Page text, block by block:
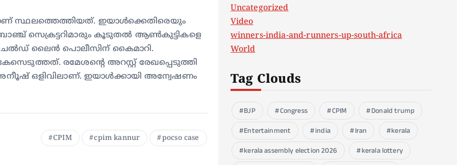
സ്ഥലത്തെത്തിയത്. ഇയാൾക്കെതിരെയും
ബ്രാഞ്ച് സെക്രട്ടറിമാരും കൂടുതൽ ആൺകുട്ടികളെ
ലൈൻ പൊലീസിന് കൈമാറി.
രമേശന്റെ അറസ്റ്റ് രേഖപ്പെടുത്തി
ഒളിവിലാണ്. ഇയാൾക്കായി അന്വേഷണം
CPIM cpim kannur pocso case
Uncategorized
Video
winners-india-and-runners-up-south-africa
World
Tag Clouds
BJP Congress CPIM
Donald trump
Entertainment
india Iran
kerala
kerala assembly election 2026
kerala lottery